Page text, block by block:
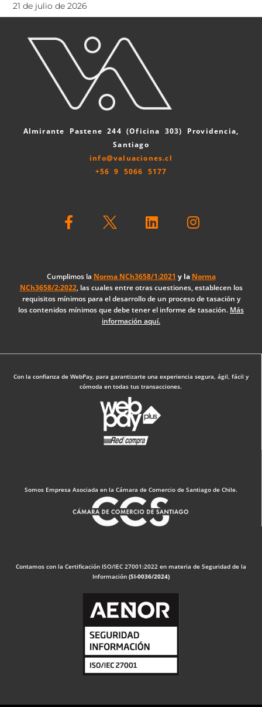
21 de julio de 2026
Almirante Pastene 244 (Oficina 303) Providencia,
Santiago
info@valuaciones.cl
+56 9 5066 5177
a
o
o
k
i
d
i
n
n
g
r
a
Cumplimos la Norma NCh3658/1:2021 y la Norma
NCh3658/2:2022, las cuales entre otras cuestiones, establecen los
requisitos mínimos para el desarrollo de un proceso de tasación y
los contenidos mínimos que debe tener el informe de tasación. Más
información aquí.
Con la confianza de WebPay, para garantizarte una experiencia segura, ágil, fácil y
cómoda en todas tus transacciones.
Somos Empresa Asociada en la Cámara de Comercio de Santiago de Chile.
Contamos con la Certificación ISO/IEC 27001:2022 en materia de Seguridad de la
Información (SI-0036/2024)